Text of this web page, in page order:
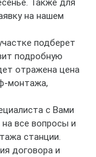
Также для
на нашем
подберет
подробную
отражена цена
монтажа,
с Вами
все вопросы и
станции.
договора и